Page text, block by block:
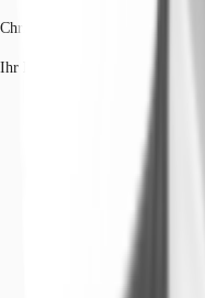
Christian Lütter
Ihr Kontakt